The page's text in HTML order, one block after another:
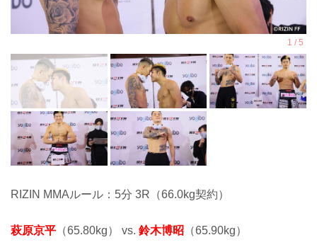
RIZIN MMAルール：5分 3R（66.0kg契約）
萩原京平 （65.80kg） vs. 鈴木博昭 （65.90kg）